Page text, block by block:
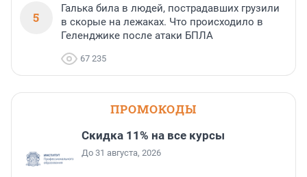
5
Галька била в людей, пострадавших грузили
в скорые на лежаках. Что происходило в
Геленджике после атаки БПЛА
67 235
ПРОМОКОДЫ
Скидка 11% на все курсы
До 31 августа, 2026